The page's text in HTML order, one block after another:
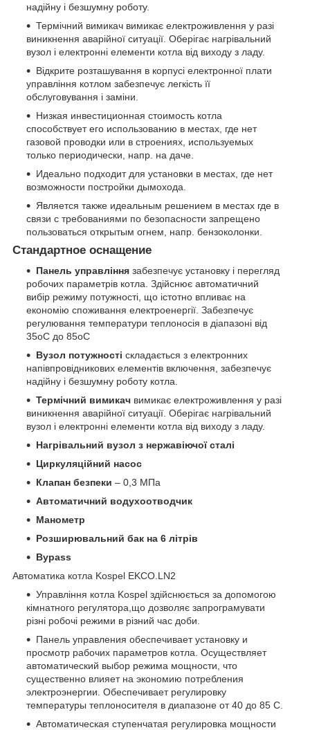
надійну і безшумну роботу.
Термічний вимикач вимикає електроживлення у разі
виникнення аварійної ситуації. Оберігає нагрівальний
вузол і електронні елементи котла від виходу з ладу.
Відкрите розташування в корпусі електронної плати
управління котлом забезпечує легкість її
обслуговування і заміни.
Низкая инвестиционная стоимость котла
способствует его использованию в местах, где нет
газовой проводки или в строениях, используемых
только периодически, напр. на даче.
Идеально подходит для установки в местах, где нет
возможности постройки дымохода.
Является также идеальным решением в местах где в
связи с требованиями по безопасности запрещено
пользоваться открытым огнем, напр. бензоколонки.
Стандартное оснащение
Панель управління забезпечує установку і перегляд
робочих параметрів котла. Здійснює автоматичний
вибір режиму потужності, що істотно впливає на
економію споживання електроенергії. Забезпечує
регулювання температури теплоносія в діапазоні від
35oC до 85oC
Вузол потужності складається з електронних
напівпровідникових елементів включення, забезпечує
надійну і безшумну роботу котла.
Термічний вимикач вимикає електроживлення у разі
виникнення аварійної ситуації. Оберігає нагрівальний
вузол і електронні елементи котла від виходу з ладу.
Нагрівальний вузол з нержавіючої сталі
Циркуляційний насос
Клапан безпеки – 0,3 МПа
Автоматичний водухоотводчик
Манометр
Розширювальний бак на 6 літрів
Bypass
Автоматика котла Kospel EKCO.LN2
Управління котла Kospel здійснюється за допомогою
кімнатного регулятора,що дозволяє запрограмувати
різні робочі режими в різний час доби.
Панель управления обеспечивает установку и
просмотр рабочих параметров котла. Осуществляет
автоматический выбор режима мощности, что
существенно влияет на экономию потребления
электроэнергии. Обеспечивает регулировку
температуры теплоносителя в диапазоне от 40 до 85 C.
Автоматическая ступенчатая регулировка мощности